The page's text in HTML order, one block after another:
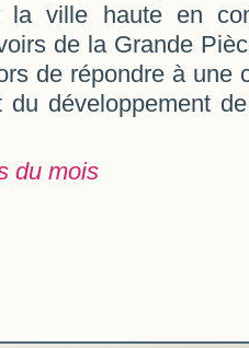
la ville haute en
de la Grande
de répondre à une
du développement
du mois